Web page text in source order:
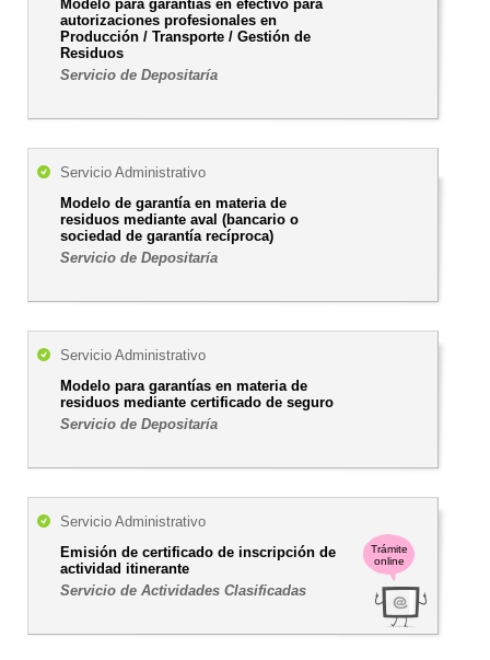
Modelo para garantías en efectivo para
autorizaciones profesionales en
Producción / Transporte / Gestión de
Residuos
Servicio de Depositaría
Servicio Administrativo
Modelo de garantía en materia de
residuos mediante aval (bancario o
sociedad de garantía recíproca)
Servicio de Depositaría
Servicio Administrativo
Modelo para garantías en materia de
residuos mediante certificado de seguro
Servicio de Depositaría
Trámite
online
Servicio Administrativo
Emisión de certificado de inscripción de
actividad itinerante
Servicio de Actividades Clasificadas